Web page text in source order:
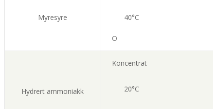
Myresyre 40°C
O
Hydrert ammoniakk
Koncentrat
20°C